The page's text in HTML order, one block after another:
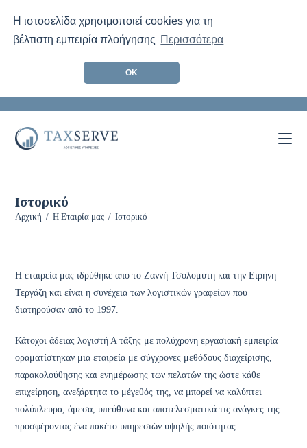
Η ιστοσελίδα χρησιμοποιεί cookies για τη
βέλτιστη εμπειρία πλοήγησης Περισσότερα
ΟΚ
content
Ιστορικό
Αρχική / Η Εταιρία μας / Ιστορικό
Η εταιρεία μας ιδρύθηκε από το Ζαννή Τσολομύτη και την Ειρήνη
Τεργάζη και είναι η συνέχεια των λογιστικών γραφείων που
διατηρούσαν από το 1997.
Κάτοχοι άδειας λογιστή Α τάξης με πολύχρονη εργασιακή εμπειρία
οραματίστηκαν μια εταιρεία με σύγχρονες μεθόδους διαχείρισης,
παρακολούθησης και ενημέρωσης των πελατών της ώστε κάθε
επιχείρηση, ανεξάρτητα το μέγεθός της, να μπορεί να καλύπτει
πολύπλευρα, άμεσα, υπεύθυνα και αποτελεσματικά τις ανάγκες της
προσφέροντας ένα πακέτο υπηρεσιών υψηλής ποιότητας.